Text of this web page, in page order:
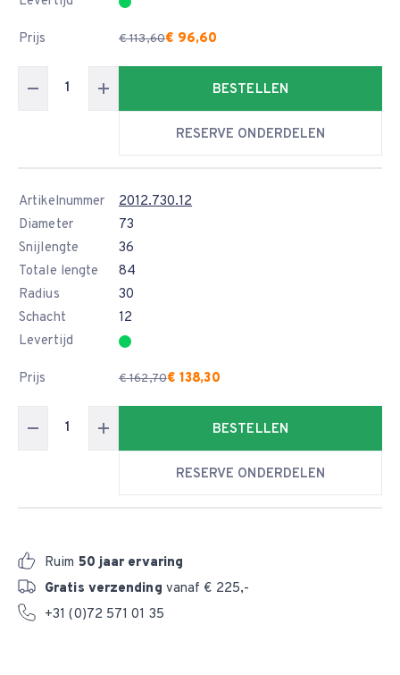
Prijs € 113,60€ 96,60
BESTELLEN
RESERVE ONDERDELEN
Artikelnummer
2012.730.12
Diameter
73
Snijlengte
36
Totale lengte
84
Radius
30
Schacht
12
Levertijd
Prijs € 162,70€ 138,30
BESTELLEN
RESERVE ONDERDELEN
Ruim 50 jaar ervaring
Gratis verzending vanaf € 225,-
+31 (0)72 571 01 35